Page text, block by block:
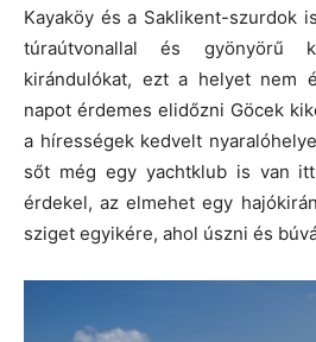
Kayaköy és a Saklikent-szurdok
túraútvonallal és gyönyörű
kirándulókat, ezt a helyet nem
napot érdemes elidőzni Göcek
a hírességek kedvelt
sőt még egy yachtklub is van
érdekel, az elmehet egy
sziget egyikére, ahol úszni és